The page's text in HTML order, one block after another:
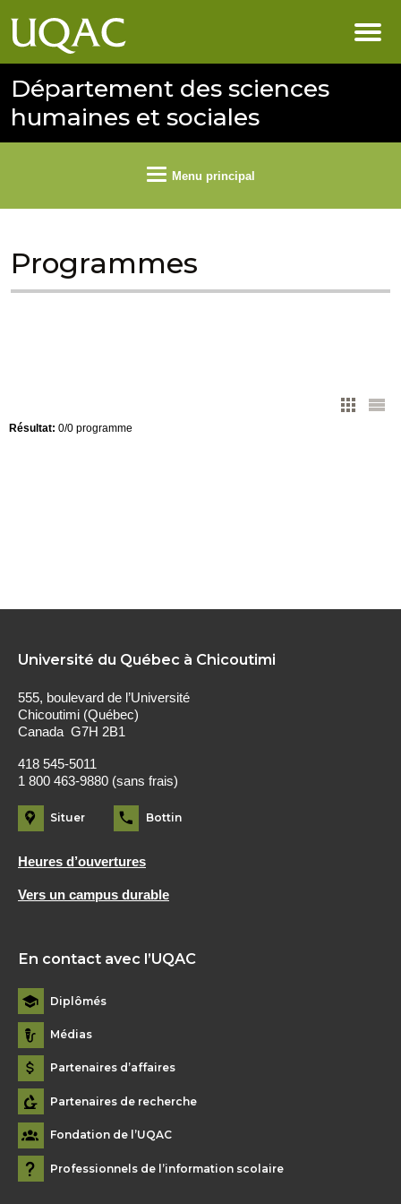
Département des sciences
humaines et sociales
Menu principal
Programmes
Résultat: 0/0 programme
Université du Québec à Chicoutimi
555, boulevard de l’Université
Chicoutimi (Québec)
Canada G7H 2B1
418 545-5011
1 800 463-9880 (sans frais)
Situer Bottin
Heures d’ouvertures
Vers un campus durable
En contact avec l’UQAC
Diplômés
Médias
Partenaires d’affaires
Partenaires de recherche
Fondation de l’UQAC
Professionnels de l’information scolaire